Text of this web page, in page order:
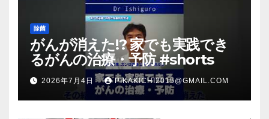
除菌
がんが消えた!? 家でも実践でき
るがんの治療・予防 #shorts
2026年7月4日 PIKAKICHI2015@GMAIL.COM